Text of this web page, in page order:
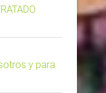
y para